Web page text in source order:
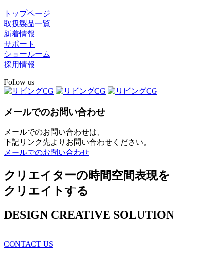
トップページ
取扱製品一覧
新着情報
サポート
ショールーム
採用情報
Follow us
メールでのお問い合わせ
メールでのお問い合わせは、
下記リンク先よりお問い合わせください。
メールでのお問い合わせ
クリエイターの時間空間表現を
クリエイトする
DESIGN CREATIVE SOLUTION
CONTACT US